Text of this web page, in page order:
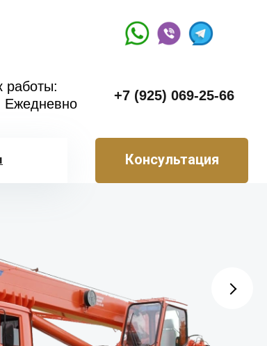
работы:
Ежедневно
+7 (925) 069-25-66
Консультация